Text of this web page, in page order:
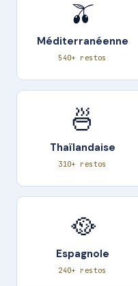
🫒
Méditerranéenne
540+ restos
🍜
Thaïlandaise
310+ restos
🥘
Espagnole
240+ restos